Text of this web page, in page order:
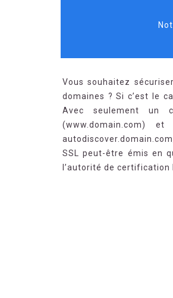
Vous souhaitez
domaines ? Si c’est le
Avec seulement un
(www.domain.com)
SSL peut-être émis en
l’autorité de certification